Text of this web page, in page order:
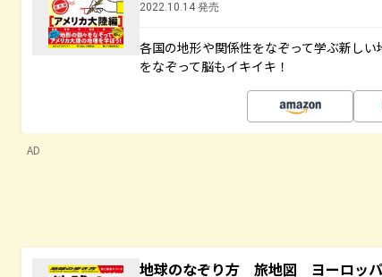
2022.10.14 発売
各国の地形や関係性をなぞって学ぶ新し
をなぞって脳もイキイキ！
AD
地球のなぞり方 旅地図 ヨーロッ